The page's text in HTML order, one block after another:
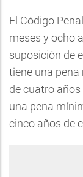
El Código
meses y ocho
suposición de
tiene una
de cuatro
una pena
cinco años de